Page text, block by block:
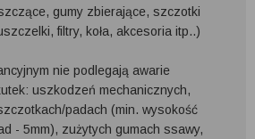
gumy zbierające, szczotki
filtry, koła, akcesoria itp..)
nie podlegają awarie
uszkodzeń mechanicznych,
padach (min. wysokość
- 5mm), zużytych gumach ssawy,